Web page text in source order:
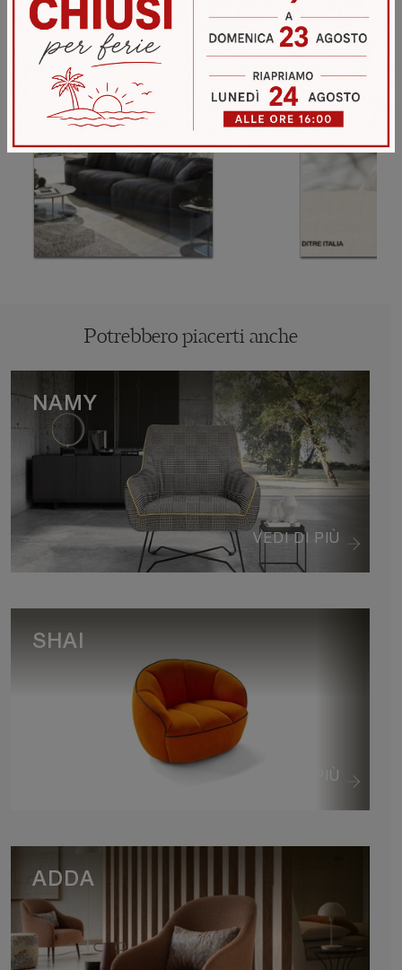
Potrebbero piacerti anche
VEDI DI PIÙ
NAMY
VEDI DI PIÙ
SHAI
ADDA